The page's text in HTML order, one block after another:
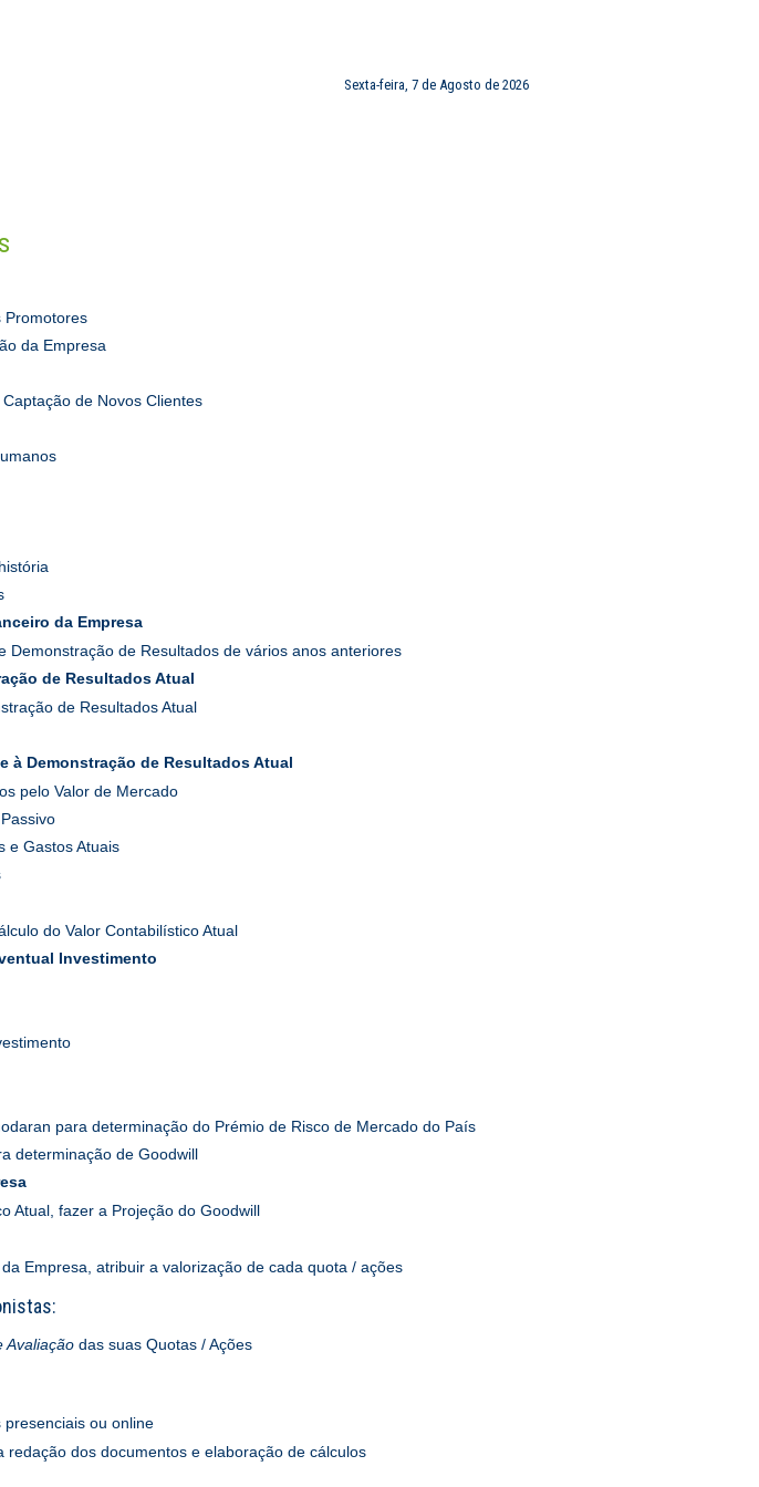
Sexta-feira, 7 de Agosto de 2026
Promotores
da Empresa
de Novos Clientes
da Empresa
Demonstração de Resultados de vários anos anteriores
de Resultados Atual
de Resultados Atual
à Demonstração de Resultados Atual
pelo Valor de Mercado
e Gastos Atuais
do Valor Contabilístico Atual
Investimento
para determinação do Prémio de Risco de Mercado do País
determinação de Goodwill
Atual, fazer a Projeção do Goodwill
Empresa, atribuir a valorização de cada quota / ações
Avaliação das suas Quotas / Ações
ou online
redação dos documentos e elaboração de cálculos